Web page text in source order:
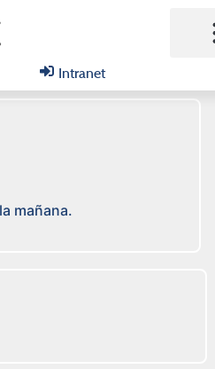
Intranet
mañana.